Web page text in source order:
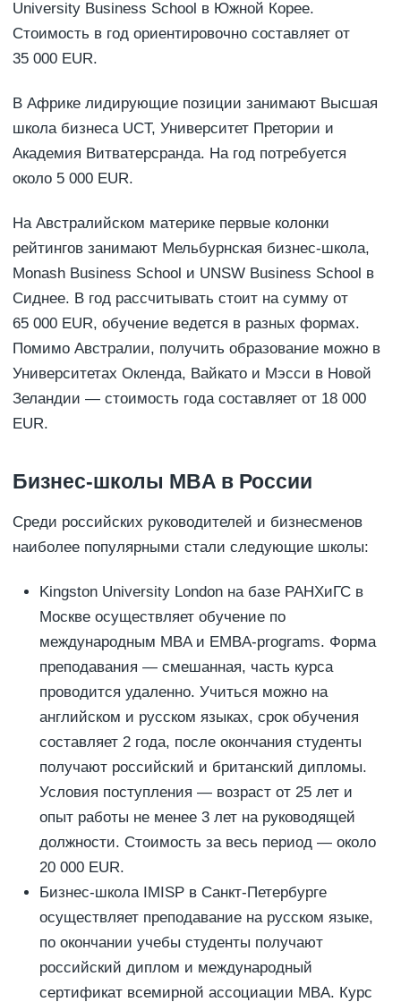
University Business School в Южной Корее.
Стоимость в год ориентировочно составляет от
35 000 EUR.
В Африке лидирующие позиции занимают Высшая
школа бизнеса UCT, Университет Претории и
Академия Витватерсранда. На год потребуется
около 5 000 EUR.
На Австралийском материке первые колонки
рейтингов занимают Мельбурнская бизнес-школа,
Monash Business School и UNSW Business School в
Сиднее. В год рассчитывать стоит на сумму от
65 000 EUR, обучение ведется в разных формах.
Помимо Австралии, получить образование можно в
Университетах Окленда, Вайкато и Мэсси в Новой
Зеландии — стоимость года составляет от 18 000
EUR.
Бизнес-школы MBA в России
Среди российских руководителей и бизнесменов
наиболее популярными стали следующие школы:
Kingston University London на базе РАНХиГС в
Москве осуществляет обучение по
международным MBA и EMBA-programs. Форма
преподавания — смешанная, часть курса
проводится удаленно. Учиться можно на
английском и русском языках, срок обучения
составляет 2 года, после окончания студенты
получают российский и британский дипломы.
Условия поступления — возраст от 25 лет и
опыт работы не менее 3 лет на руководящей
должности. Стоимость за весь период — около
20 000 EUR.
Бизнес-школа IMISP в Санкт-Петербурге
осуществляет преподавание на русском языке,
по окончании учебы студенты получают
российский диплом и международный
сертификат всемирной ассоциации MBA. Курс